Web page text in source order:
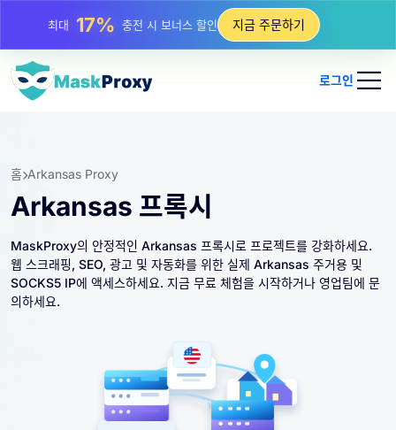
최대25%정적 IP 구매 할인 지금 주문하기
로그인
홈 Arkansas Proxy
Arkansas 프록시
MaskProxy의 안정적인 Arkansas 프록시로 프로젝트를 강화하세요.
웹 스크래핑, SEO, 광고 및 자동화를 위한 실제 Arkansas 주거용 및
SOCKS5 IP에 액세스하세요. 지금 무료 체험을 시작하거나 영업팀에 문
의하세요.